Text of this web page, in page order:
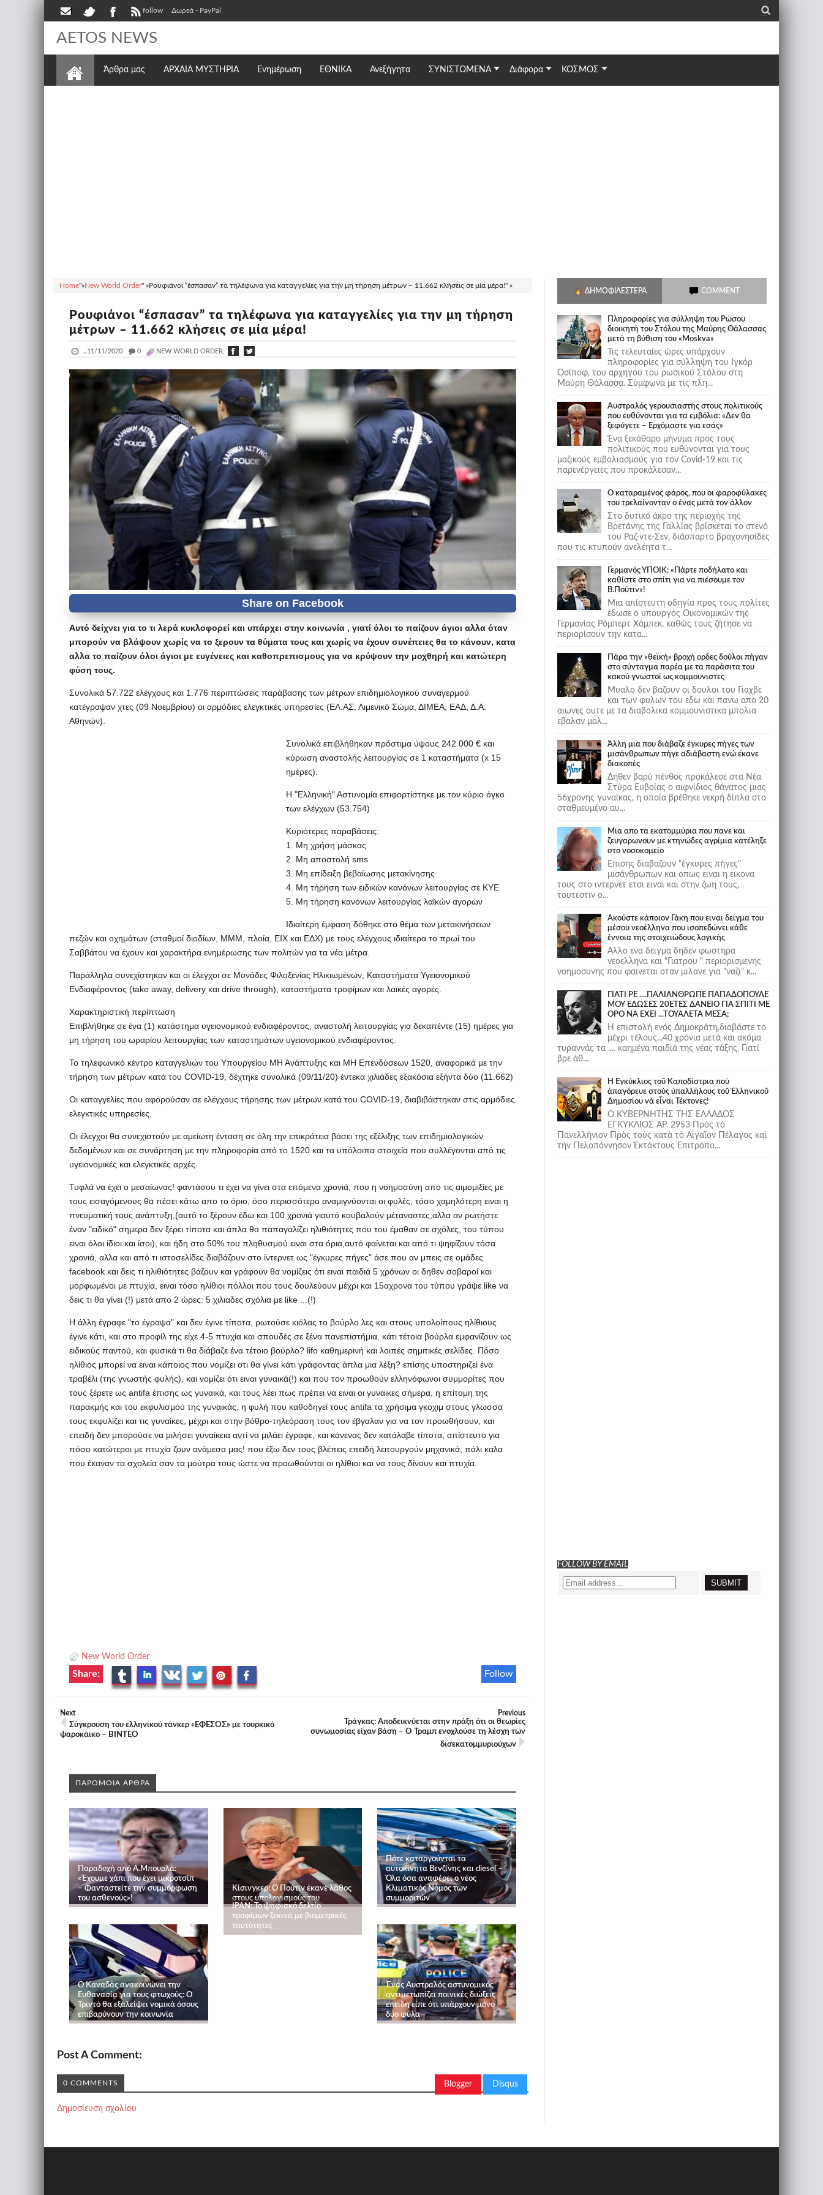
follow Δωρεά - PayPal _
AETOS NEWS
Άρθρα μας ΑΡΧΑΙΑ ΜΥΣΤΗΡΙΑ Ενημέρωση ΕΘΝΙΚΆ Ανεξήγητα ΣΥΝΙΣΤΩΜΕΝΑ Διάφορα ΚΟΣΜΟΣ
Home"»New World Order" »Ρουφιάνοι “έσπασαν” τα τηλέφωνα για καταγγελίες για την μη τήρηση μέτρων – 11.662 κλήσεις σε μία μέρα!" »
Ρουφιάνοι “έσπασαν” τα τηλέφωνα για καταγγελίες για την μη τήρηση
μέτρων – 11.662 κλήσεις σε μία μέρα!
..11/11/2020 _ 0 NEW WORLD ORDER,
Αυτό δείχνει για το τι λερά κυκλοφορεί και υπάρχει στην κοινωνία , γιατί όλοι το παίζουν άγιοι αλλα όταν
μπορούν να βλάψουν χωρίς να το ξερουν τα θύματα τους και χωρίς να έχουν συνέπειες θα το κάνουν, κατα
αλλα το παίζουν όλοι άγιοι με ευγένειες και καθοπρεπισμους για να κρύψουν την μοχθηρή και κατώτερη
φύση τους.
Συνολικά 57.722 ελέγχους και 1.776 περιπτώσεις παράβασης των μέτρων επιδημιολογικού συναγερμού
κατέγραψαν χτες (09 Νοεμβρίου) οι αρμόδιες ελεγκτικές υπηρεσίες (ΕΛ.ΑΣ, Λιμενικό Σώμα, ΔΙΜΕΑ, ΕΑΔ, Δ.Α.
Αθηνών).
Συνολικά επιβλήθηκαν πρόστιμα ύψους 242.000 € και
κύρωση αναστολής λειτουργίας σε 1 καταστήματα (x 15
ημέρες).
Η "Ελληνική" Αστυνομία επιφορτίστηκε με τον κύριο όγκο
των ελέγχων (53.754)
Κυριότερες παραβάσεις:
1. Μη χρήση μάσκας
2. Μη αποστολή sms
3. Μη επίδειξη βεβαίωσης μετακίνησης
4. Μη τήρηση των ειδικών κανόνων λειτουργίας σε ΚΥΕ
5. Μη τήρηση κανόνων λειτουργίας λαϊκών αγορών
Ιδιαίτερη έμφαση δόθηκε στο θέμα των μετακινήσεων
πεζών και οχημάτων (σταθμοί διοδίων, ΜΜΜ, πλοία, ΕΙΧ και ΕΔΧ) με τους ελέγχους ιδιαίτερα το πρωί του
Σαββάτου να έχουν και χαρακτήρα ενημέρωσης των πολιτών για τα νέα μέτρα.
Παράλληλα συνεχίστηκαν και οι έλεγχοι σε Μονάδες Φιλοξενίας Ηλικιωμένων, Καταστήματα Υγειονομικού
Ενδιαφέροντος (take away, delivery και drive through), καταστήματα τροφίμων και λαϊκές αγορές.
Χαρακτηριστική περίπτωση
Επιβλήθηκε σε ένα (1) κατάστημα υγειονομικού ενδιαφέροντος, αναστολή λειτουργίας για δεκαπέντε (15) ημέρες για
μη τήρηση του ωραρίου λειτουργίας των καταστημάτων υγειονομικού ενδιαφέροντος.
Το τηλεφωνικό κέντρο καταγγελιών του Υπουργείου ΜΗ Ανάπτυξης και ΜΗ Επενδύσεων 1520, αναφορικά με την
τήρηση των μέτρων κατά του COVID-19, δέχτηκε συνολικά (09/11/20) έντεκα χιλιάδες εξακόσια εξήντα δύο (11.662)
Οι καταγγελίες που αφορούσαν σε ελέγχους τήρησης των μέτρων κατά του COVID-19, διαβιβάστηκαν στις αρμόδιες
ελεγκτικές υπηρεσίες.
Οι έλεγχοι θα συνεχιστούν με αμείωτη ένταση σε όλη την επικράτεια βάσει της εξέλιξης των επιδημιολογικών
δεδομένων και σε συνάρτηση με την πληροφορία από το 1520 και τα υπόλοιπα στοιχεία που συλλέγονται από τις
υγειονομικές και ελεγκτικές αρχές.
Τυφλά να έχει ο μεσαίωνας! φαντάσου τι έχει να γίνει στα επόμενα χρονιά, που η νοημοσύνη απο τις αιμομιξίες με
τους εισαγόμενους θα πέσει κάτω απο το όριο, όσο περισσότερο αναμιγνύονται οι φυλές, τόσο χαμηλότερη ειναι η
πνευματική τους ανάπτυξη,(αυτό το ξέρουν έδω και 100 χρονιά γιαυτό κουβαλούν μέταναστες,αλλα αν ρωτήστε
έναν "ειδικό" σημερα δεν ξέρει τίποτα και άπλα θα παπαγαλίζει ηλιθιότητες που του έμαθαν σε σχόλες, του τύπου
ειναι όλοι ίδιοι και ίσοι), και ήδη στο 50% του πληθυσμού ειναι στα όρια,αυτό φαίνεται και από τι ψηφίζουν τόσα
χρονιά, αλλα και από τι ιστοσελίδες διαβάζουν στο ίντερνετ ως "έγκυρες πήγες" άσε που αν μπεις σε ομάδες
facebook και δεις τι ηλιθιότητες βάζουν και γράφουν θα νομίζεις ότι ειναι παιδιά 5 χρόνων οι δηθεν σοβαροί και
μορφωμένοι με πτυχία, ειναι τόσο ηλίθιοι πόλλοι που τους δουλεύουν μέχρι και 15αχρονα του τύπου γράψε like να
δεις τι θα γίνει (!) μετά απο 2 ώρες: 5 χιλιαδες σχόλια με like ...(!)
Η άλλη έγραφε "το έγραψα" και δεν έγινε τίποτα, ρωτούσε κιόλας το βούρλο λες και στους υπολοίπους ηλίθιους
έγινε κάτι, και στο προφίλ της είχε 4-5 πτυχία και σπουδές σε ξένα πανεπιστήμια, κάτι τέτοια βούρλα εμφανίζουν ως
ειδικούς παντού, και φυσικά τι θα διάβαζε ένα τέτοιο βούρλο? lifo καθημερινή και λοιπές σημιτικές σελίδες. Πόσο
ηλίθιος μπορεί να ειναι κάποιος που νομίζει οτι θα γίνει κάτι γράφοντας άπλα μια λέξη? επίσης υποστηριζεί ένα
τραβέλι (της γνωστής φυλής), και νομίζει ότι ειναι γυναικά(!) και που τον προωθούν ελληνόφωνοι συμμορίτες που
τους ξέρετε ως antifa έπισης ως γυναικά, και τους λέει πως πρέπει να ειναι οι γυναικες σήμερα, η επίτομη της
παρακμής και του εκφυλισμού της γυναικάς, η φυλή που καθοδηγεί τους antifa τα χρήσιμα γκοχιμ στους γλωσσα
τους εκφυλίζει και τις γυναίκες, μέχρι και στην βόθρο-τηλεόραση τους τον έβγαλαν για να τον προωθήσουν, και
επειδή δεν μπορούσε να μιλήσει γυναίκεια αντί να μιλάει έγραφε, και κάνενας δεν κατάλαβε τίποτα, απίστευτο για
πόσο κατώτεροι με πτυχία ζουν ανάμεσα μας! που έξω δεν τους βλέπεις επειδή λειτουργούν μηχανικά, πάλι καλα
που έκαναν τα σχολεία σαν τα μούτρα τους ώστε να προωθούνται οι ηλίθιοι και να τους δίνουν και πτυχία.
New World Order
Follow
Share:
Next
Σύγκρουση του ελληνικού τάνκερ «ΕΦΕΣΟΣ» με τουρκικό
ψαροκάικο – ΒΙΝΤΕΟ
Previous
Τράγκας: Αποδεικνύεται στην πράξη ότι οι θεωρίες
συνωμοσίας είχαν βάση – Ο Τραμπ ενοχλούσε τη λέσχη των
δισεκατομμυριούχων
ΠΑΡΟΜΟΙΑ ΑΡΘΡΑ
Παραδοχή από Α.Μπουρλά:
«Έχουμε χάπι που έχει μικροτσίπ
– Φανταστείτε την συμμόρφωση
του ασθενούς»!
Κίσινγκερ: Ο Πούτιν έκανε λάθος
στους υπολογισμούς του
Πότε καταργούνται τα
αυτοκίνητα Bενζίνης και diesel –
Όλα όσα αναφέρει ο νέος
Kλιματικός Nόμος των
συμμοριτών
Ο Καναδάς ανακοινώνει την
Ευθανασία για τους φτωχούς: O
Τριντό θα εξαλείψει νομικά όσους
επιβαρύνουν την κοινωνία
ΙΡΑΝ: Το ψηφιακό δελτίο
τροφίμων ξεκινά με βιομετρικές
ταυτότητες
Ένας Αυστραλός αστυνομικός
αντιμετωπίζει ποινικές διώξεις
επειδή είπε ότι υπάρχουν μόνο
δύο φύλα
Post A Comment:
Blogger Disqus
0 COMMENTS
Δημοσίευση σχολίου
ΔΗΜΟΦΙΛΈΣΤΕΡΑ COMMENT
Πληροφορίες για σύλληψη του Ρώσου
διοικητή του Στόλου της Mαύρης Θάλασσας
μετά τη βύθιση του «Moskva»
Τις τελευταίες ώρες υπάρχουν
πληροφορίες για σύλληψη του Ιγκόρ
Οσίποφ, του αρχηγού του ρωσικού Στόλου στη
Μαύρη Θάλασσα. Σύμφωνα με τις πλη...
Αυστραλός γερουσιαστής στους πολιτικούς
που ευθύνονται για τα εμβόλια: «Δεν θα
ξεφύγετε – Ερχόμαστε για εσάς»
Ένα ξεκάθαρο μήνυμα προς τους
πολιτικούς που ευθύνονται για τους
μαζικούς εμβολιασμούς για τον Covid-19 και τις
παρενέργειες που προκάλεσαν...
Ο καταραμένος φάρος, που οι φαροφύλακες
του τρελαίνονταν ο ένας μετά τον άλλον
Στο δυτικό άκρο της περιοχής της
Βρετάνης της Γαλλίας βρίσκεται το στενό
του Ραζ-ντε-Σεν, διάσπαρτο βραχονησίδες
που τις κτυπούν ανελέητα τ...
Γερμανός ΥΠΟΙΚ: «Πάρτε ποδήλατο και
καθίστε στο σπίτι για να πιέσουμε τον
Β.Πούτιν»!
Μια απίστευτη οδηγία προς τους πολίτες
έδωσε ο υπουργός Οικονομικών της
Γερμανίας Ρόμπερτ Χάμπεκ, καθώς τους ζήτησε να
περιορίσουν την κατα...
Πάρα την «θεϊκή» βροχή ορδες δούλοι πήγαν
στο σύνταγμα παρέα με τα παράσιτα του
κακού γνωστοί ως κομμουνιστες
Μυαλο δεν βαζουν οι δουλοι του Γιαχβε
και των φυλων του εδω και πανω απο 20
αιωνες ουτε με τα διαβολικα κομμουνιστικα μπολια
εβαλαν μαλ...
Άλλη μια που διάβαζε έγκυρες πήγες των
μισάνθρωπων πήγε αδιάβαστη ενώ έκανε
διακοπές
Δηθεν βαρύ πένθος προκάλεσε στα Νέα
Στύρα Ευβοίας ο αιφνίδιος θάνατος μιας
56χρονης γυναίκας, η οποία βρέθηκε νεκρή δίπλα στο
σταθμευμένο αυ...
Μια απο τα εκατομμύρια που πανε και
ζευγαρωνουν με κτηνώδες αγρίμια κατέληξε
στο νοσοκομείο
Επισης διαβαζουν "έγκυρες πήγες"
μισάνθρωπων και οπως ειναι η εικονα
τους στο ιντερνετ ετσι ειναι και στην ζωη τους,
τουτεστιν ο...
Ακούστε κάποιον Γάκη που ειναι δείγμα του
μέσου νεοέλληνα που ισοπεδώνει κάθε
έννοια της στοιχειώδους λογικής
Αλλο ενα δειγμα δηδεν φωστηρα
νεοελληνα και "Γιατρου " περιορισμενης
νοημοσυνης που φαινεται οταν μιλανε για "ναζι" κ...
ΓΙΑΤΙ ΡΕ ....ΠΑΛΙΑΝΘΡΩΠΕ ΠΑΠΑΔΟΠΟΥΛΕ
ΜΟΥ ΕΔΩΣΕΣ 20ΕΤΕΣ ΔΑΝΕΙΟ ΓΙΑ ΣΠΙΤΙ ΜΕ
ΟΡΟ ΝΑ ΕΧΕΙ ...ΤΟΥΑΛΕΤΑ ΜΕΣΑ;
Η επιστολή ενός Δημοκράτη,διαβάστε το
μέχρι τέλους...40 χρόνια μετά και ακόμα
τυραννάς τα .... καημένα παιδιά της νέας τάξης. Γιατί
βρε άθ...
Ἡ Ἐγκύκλιος τοῦ Καποδίστρια ποὺ
ἀπαγόρευε στοὺς ὑπαλλήλους τοῦ Ἑλληνικοῦ
Δημοσίου νὰ εἶναι Τέκτονες!
Ο ΚΥΒΕΡΝΗΤΗΣ ΤΗΣ ΕΛΛΑΔΟΣ
ΕΓΚΥΚΛΙΟΣ ΑΡ. 2953 Πρὸς τὸ
Πανελλήνιον Πρὸς τοὺς κατὰ τὸ Αἰγαῖον Πέλαγος καὶ
τὴν Πελοπόννησον Ἐκτάκτους Ἐπιτρόπο...
FOLLOW BY EMAIL